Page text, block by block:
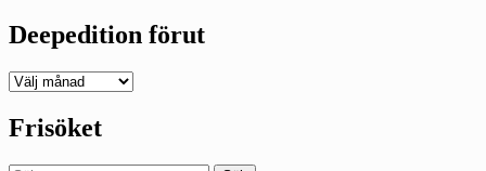
Deepedition förut
Deepedition
Frisöket